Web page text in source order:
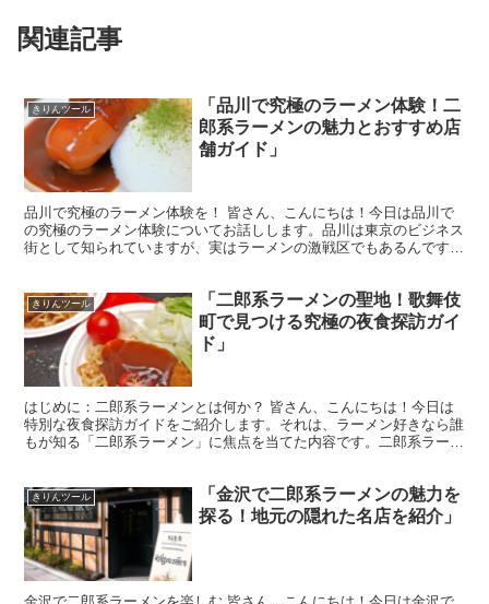
関連記事
きりんツール
「品川で究極のラーメン体験！二
郎系ラーメンの魅力とおすすめ店
舗ガイド」
品川で究極のラーメン体験を！ 皆さん、こんにちは！今日は品川で
の究極のラーメン体験についてお話しします。品川は東京のビジネス
街として知られていますが、実はラーメンの激戦区でもあるんです
きりんツール
「二郎系ラーメンの聖地！歌舞伎
町で見つける究極の夜食探訪ガイ
ド」
はじめに：二郎系ラーメンとは何か？ 皆さん、こんにちは！今日は
特別な夜食探訪ガイドをご紹介します。それは、ラーメン好きなら誰
もが知る「二郎系ラーメン」に焦点を当てた内容です。二郎系ラーメ
きりんツール
「金沢で二郎系ラーメンの魅力を
探る！地元の隠れた名店を紹介」